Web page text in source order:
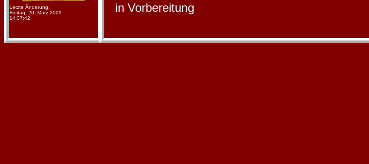
Letzte Änderung:
Freitag, 20. März 2009
14:37:42
in Vorbereitung